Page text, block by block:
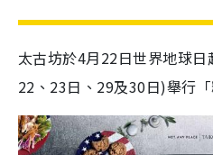
太古坊於4月22日世界地球
22、23日、29及30日)舉行「